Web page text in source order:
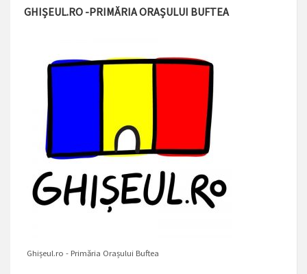
GHIȘEUL.RO -PRIMĂRIA ORAȘULUI BUFTEA
Ghișeul.ro - Primăria Orașului Buftea